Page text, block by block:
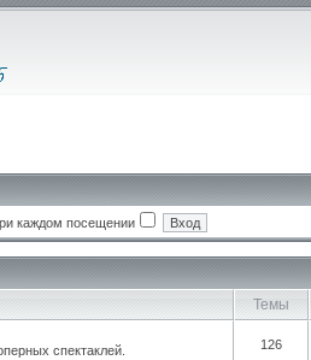
каждом посещении
Темы
спектаклей. 126